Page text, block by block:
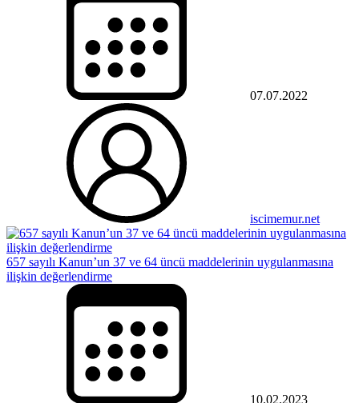
07.07.2022
iscimemur.net
657 sayılı Kanun’un 37 ve 64 üncü maddelerinin uygulanmasına
ilişkin değerlendirme
10.02.2023